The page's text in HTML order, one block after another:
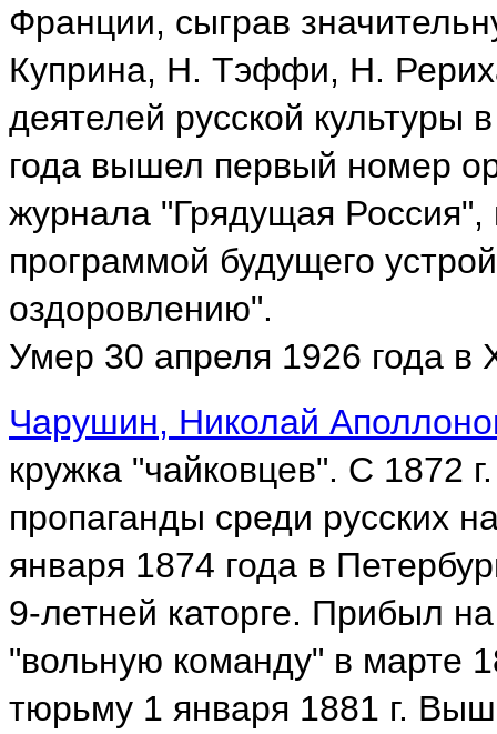
Франции, сыграв
Куприна, Н. Тэффи, Н.
деятелей русской культуры
года вышел первый номер
журнала "Грядущая
программой будущего
оздоровлению".
Умер 30 апреля 1926 года в
Чарушин, Николай
кружка "чайковцев". С 1872
пропаганды среди русских
января 1874 года в
9-летней каторге. Прибыл
"вольную команду" в марте
тюрьму 1 января 1881 г.